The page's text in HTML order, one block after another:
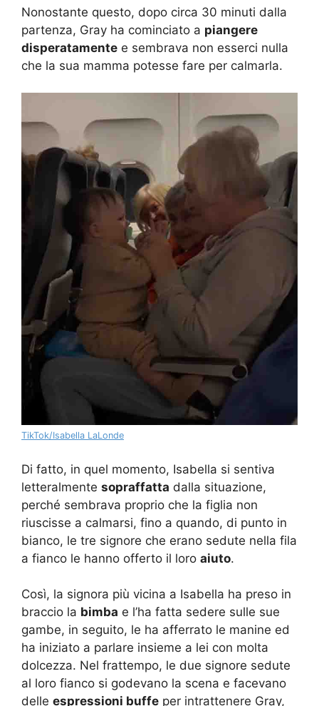
Nonostante questo, dopo circa 30 minuti dalla
partenza, Gray ha cominciato a piangere
disperatamente e sembrava non esserci nulla
che la sua mamma potesse fare per calmarla.
TikTok/Isabella LaLonde
Di fatto, in quel momento, Isabella si sentiva
letteralmente sopraffatta dalla situazione,
perché sembrava proprio che la figlia non
riuscisse a calmarsi, fino a quando, di punto in
bianco, le tre signore che erano sedute nella fila
a fianco le hanno offerto il loro aiuto.
Così, la signora più vicina a Isabella ha preso in
braccio la bimba e l’ha fatta sedere sulle sue
gambe, in seguito, le ha afferrato le manine ed
ha iniziato a parlare insieme a lei con molta
dolcezza. Nel frattempo, le due signore sedute
al loro fianco si godevano la scena e facevano
delle espressioni buffe per intrattenere Gray,